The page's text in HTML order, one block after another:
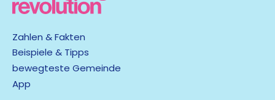
Zahlen & Fakten
Beispiele & Tipps
bewegteste Gemeinde
App